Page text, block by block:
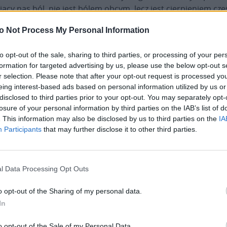
Not Process My Personal Information
opt-out of the sale, sharing to third parties, or processing of your
for targeted advertising by us, please use the below opt-out
selection. Please note that after your opt-out request is processed
interest-based ads based on personal information utilized by us
to third parties prior to your opt-out. You may separately
of your personal information by third parties on the IAB’s list of
This information may also be disclosed by us to third parties on the
Participants that may further disclose it to other third parties.
Data Processing Opt Outs
opt-out of the Sharing of my personal data.
nas ból, nie jest bólem obcym, lecz jest cierpieniem
tym sensie utożsamia się ono z cierpieniem Chrystusa i
o jedność wszystkich[10].
spotkać się z nami samymi i z bratem
Boga swego, całym swoim sercem, całą swoją duszą,
dostrzec prymat miłości Boga i jej bezpośredni wpływ na
jest namacalnym dowodem autentyczności
trwa w nas i miłość ku Niemu jest w nas doskonała.
przedmiot tej miłości jest odmienny: Bóg, bliźni i my
. Prymat miłości Boga oznacza, że działania człowieka
która wykracza poza normy obrzędowe i przekłada
miłość siebie samego. Zakłada ona odejście od
kariery, pozycji lub pochodzenia
i odnajdywanie
ze względu na swoją naturę duchową, realizuje się w